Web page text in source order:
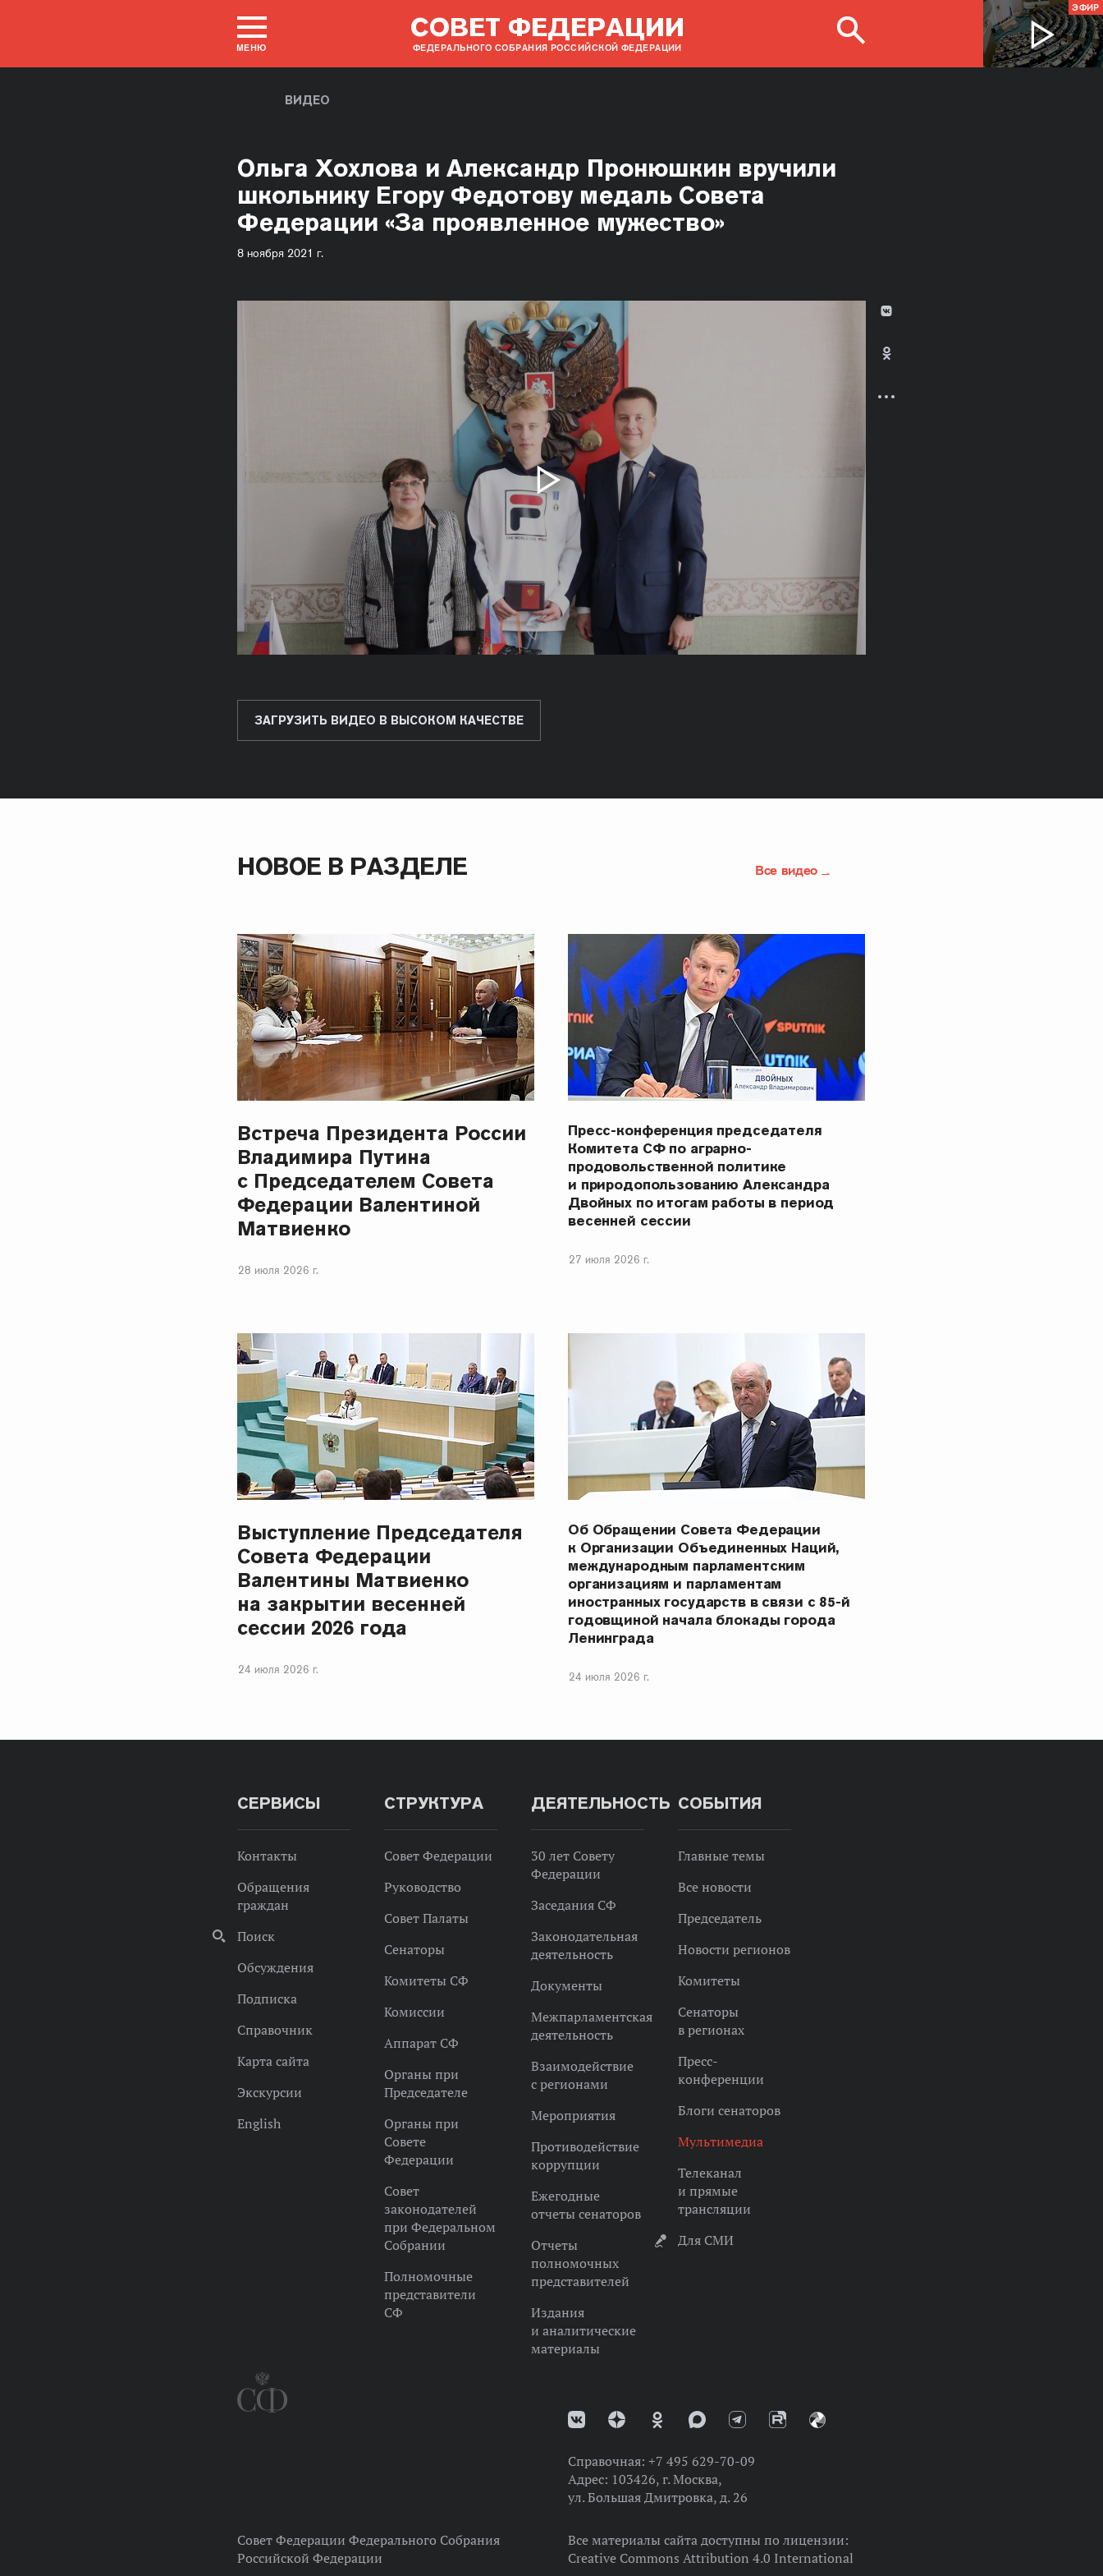
МЕНЮ
СОВЕТ ФЕДЕРАЦИИ
ФЕДЕРАЛЬНОГО СОБРАНИЯ РОССИЙСКОЙ ФЕДЕРАЦИИ
ЭФИР
ВИДЕО
Ольга Хохлова и Александр Пронюшкин вручили
школьнику Егору Федотову медаль Совета
Федерации «За проявленное мужество»
8 ноября 2021 г.
ЗАГРУЗИТЬ ВИДЕО В ВЫСОКОМ КАЧЕСТВЕ
НОВОЕ В РАЗДЕЛЕ Все видео
Встреча Президента России
Владимира Путина
с Председателем Совета
Федерации Валентиной
Матвиенко
28 июля 2026 г.
Пресс-конференция председателя
Комитета СФ по аграрно-
продовольственной политике
и природопользованию Александра
Двойных по итогам работы в период
весенней сессии
27 июля 2026 г.
Выступление Председателя
Совета Федерации
Валентины Матвиенко
на закрытии весенней
сессии 2026 года
24 июля 2026 г.
Об Обращении Совета Федерации
к Организации Объединенных Наций,
международным парламентским
организациям и парламентам
иностранных государств в связи с 85-й
годовщиной начала блокады города
Ленинграда
24 июля 2026 г.
СЕРВИСЫ
Контакты
Обращения
граждан
Поиск
Обсуждения
Подписка
Справочник
Карта сайта
Экскурсии
English
СТРУКТУРА
Совет Федерации
Руководство
Совет Палаты
Сенаторы
Комитеты СФ
Комиссии
Аппарат СФ
Органы при
Председателе
Органы при
Совете
Федерации
Совет
законодателей
при Федеральном
Собрании
Полномочные
представители
СФ
ДЕЯТЕЛЬНОСТЬ
30 лет Совету
Федерации
Заседания СФ
Законодательная
деятельность
Документы
Межпарламентская
деятельность
Взаимодействие
с регионами
Мероприятия
Противодействие
коррупции
Ежегодные
отчеты сенаторов
Отчеты
полномочных
представителей
Издания
и аналитические
материалы
СОБЫТИЯ
Главные темы
Все новости
Председатель
Новости регионов
Комитеты
Сенаторы
в регионах
Пресс-
конференции
Блоги сенаторов
Мультимедиа
Телеканал
и прямые
трансляции
Для СМИ
Справочная: +7 495 629-70-09
Адрес: 103426, г. Москва,
ул. Большая Дмитровка, д. 26
Совет Федерации Федерального Собрания
Российской Федерации
Все материалы сайта доступны по лицензии:
Creative Commons Attribution 4.0 International